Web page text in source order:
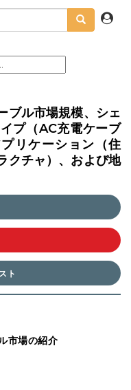
ブル市場規模、シェ
プ（AC充電ケーブ
リケーション（住
クチャ）、および地
ト
市場の紹介